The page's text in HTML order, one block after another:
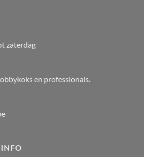
zaterdag
en professionals.
INFO